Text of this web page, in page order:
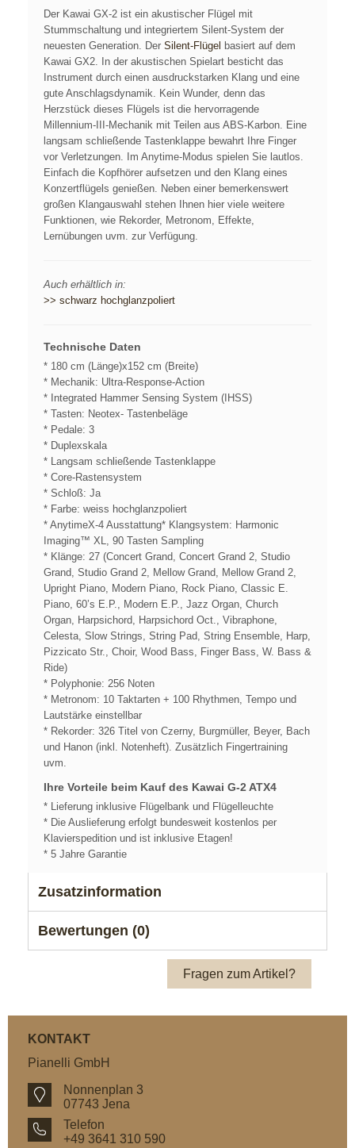
Der Kawai GX-2 ist ein akustischer Flügel mit
Stummschaltung und integriertem Silent-System der
neuesten Generation. Der Silent-Flügel basiert auf dem
Kawai GX2. In der akustischen Spielart besticht das
Instrument durch einen ausdruckstarken Klang und eine
gute Anschlagsdynamik. Kein Wunder, denn das
Herzstück dieses Flügels ist die hervorragende
Millennium-III-Mechanik mit Teilen aus ABS-Karbon. Eine
langsam schließende Tastenklappe bewahrt Ihre Finger
vor Verletzungen. Im Anytime-Modus spielen Sie lautlos.
Einfach die Kopfhörer aufsetzen und den Klang eines
Konzertflügels genießen. Neben einer bemerkenswert
großen Klangauswahl stehen Ihnen hier viele weitere
Funktionen, wie Rekorder, Metronom, Effekte,
Lernübungen uvm. zur Verfügung.
Auch erhältlich in:
>> schwarz hochglanzpoliert
Technische Daten
* 180 cm (Länge)x152 cm (Breite)
* Mechanik: Ultra-Response-Action
* Integrated Hammer Sensing System (IHSS)
* Tasten: Neotex- Tastenbeläge
* Pedale: 3
* Duplexskala
* Langsam schließende Tastenklappe
* Core-Rastensystem
* Schloß: Ja
* Farbe: weiss hochglanzpoliert
* AnytimeX-4 Ausstattung* Klangsystem: Harmonic
Imaging™ XL, 90 Tasten Sampling
* Klänge: 27 (Concert Grand, Concert Grand 2, Studio
Grand, Studio Grand 2, Mellow Grand, Mellow Grand 2,
Upright Piano, Modern Piano, Rock Piano, Classic E.
Piano, 60’s E.P., Modern E.P., Jazz Organ, Church
Organ, Harpsichord, Harpsichord Oct., Vibraphone,
Celesta, Slow Strings, String Pad, String Ensemble, Harp,
Pizzicato Str., Choir, Wood Bass, Finger Bass, W. Bass &
Ride)
* Polyphonie: 256 Noten
* Metronom: 10 Taktarten + 100 Rhythmen, Tempo und
Lautstärke einstellbar
* Rekorder: 326 Titel von Czerny, Burgmüller, Beyer, Bach
und Hanon (inkl. Notenheft). Zusätzlich Fingertraining
uvm.
Ihre Vorteile beim Kauf des Kawai G-2 ATX4
* Lieferung inklusive Flügelbank und Flügelleuchte
* Die Auslieferung erfolgt bundesweit kostenlos per
Klavierspedition und ist inklusive Etagen!
* 5 Jahre Garantie
Zusatzinformation
Bewertungen (0)
Fragen zum Artikel?
KONTAKT
Pianelli GmbH
Nonnenplan 3
07743 Jena
Telefon
+49 3641 310 590